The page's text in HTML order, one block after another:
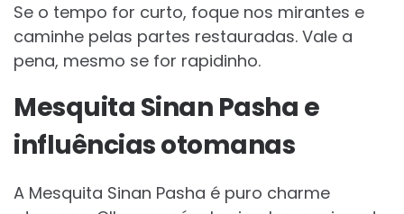
Se o tempo for curto, foque nos mirantes e
caminhe pelas partes restauradas. Vale a
pena, mesmo se for rapidinho.
Mesquita Sinan Pasha e
influências otomanas
A Mesquita Sinan Pasha é puro charme